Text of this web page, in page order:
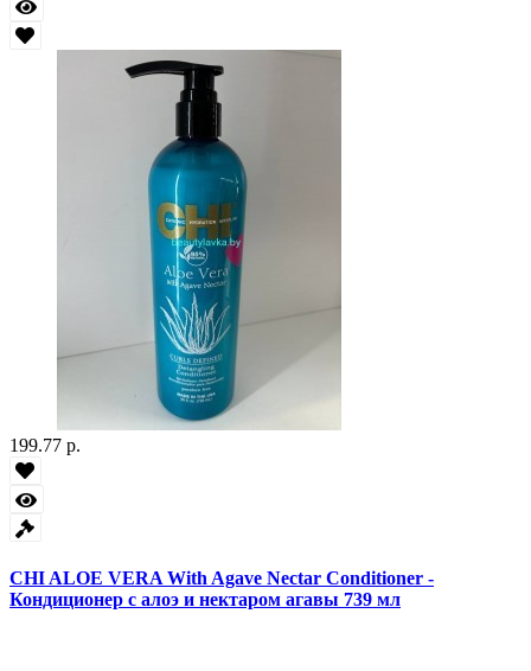
199.77 р.
CHI ALOE VERA With Agave Nectar Conditioner -
Кондиционер с алоэ и нектаром агавы 739 мл